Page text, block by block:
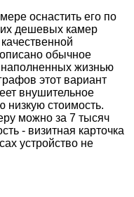
оснастить его по
дешевых камер
обычное
наполненных жизнью
этот вариант
внушительное
низкую стоимость.
можно за 7 тысяч
- визитная карточка
устройство не